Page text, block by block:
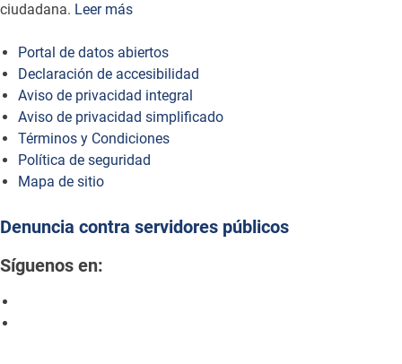
ciudadana. Leer más
Portal de datos abiertos
Declaración de accesibilidad
Aviso de privacidad integral
Aviso de privacidad simplificado
Términos y Condiciones
Política de seguridad
Mapa de sitio
Denuncia contra servidores públicos
Síguenos en: